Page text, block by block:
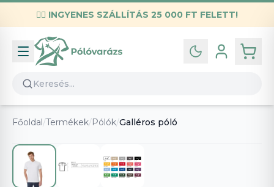
✌🏼 INGYENES SZÁLLÍTÁS 25 000 FT FELETT!
Infó
Kapcsolat
GYIK
Általános szerződési feltételek
Adatvédelmi nyilatkozat
Főoldal /Termékek/Pólók/Galléros póló